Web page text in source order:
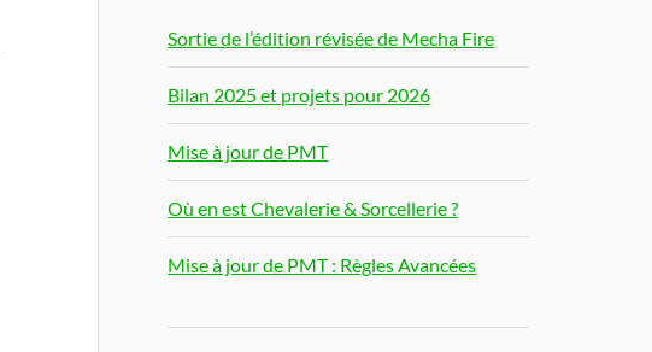
Sortie de l’édition révisée de Mecha Fire
Bilan 2025 et projets pour 2026
Mise à jour de PMT
Où en est Chevalerie & Sorcellerie ?
Mise à jour de PMT : Règles Avancées